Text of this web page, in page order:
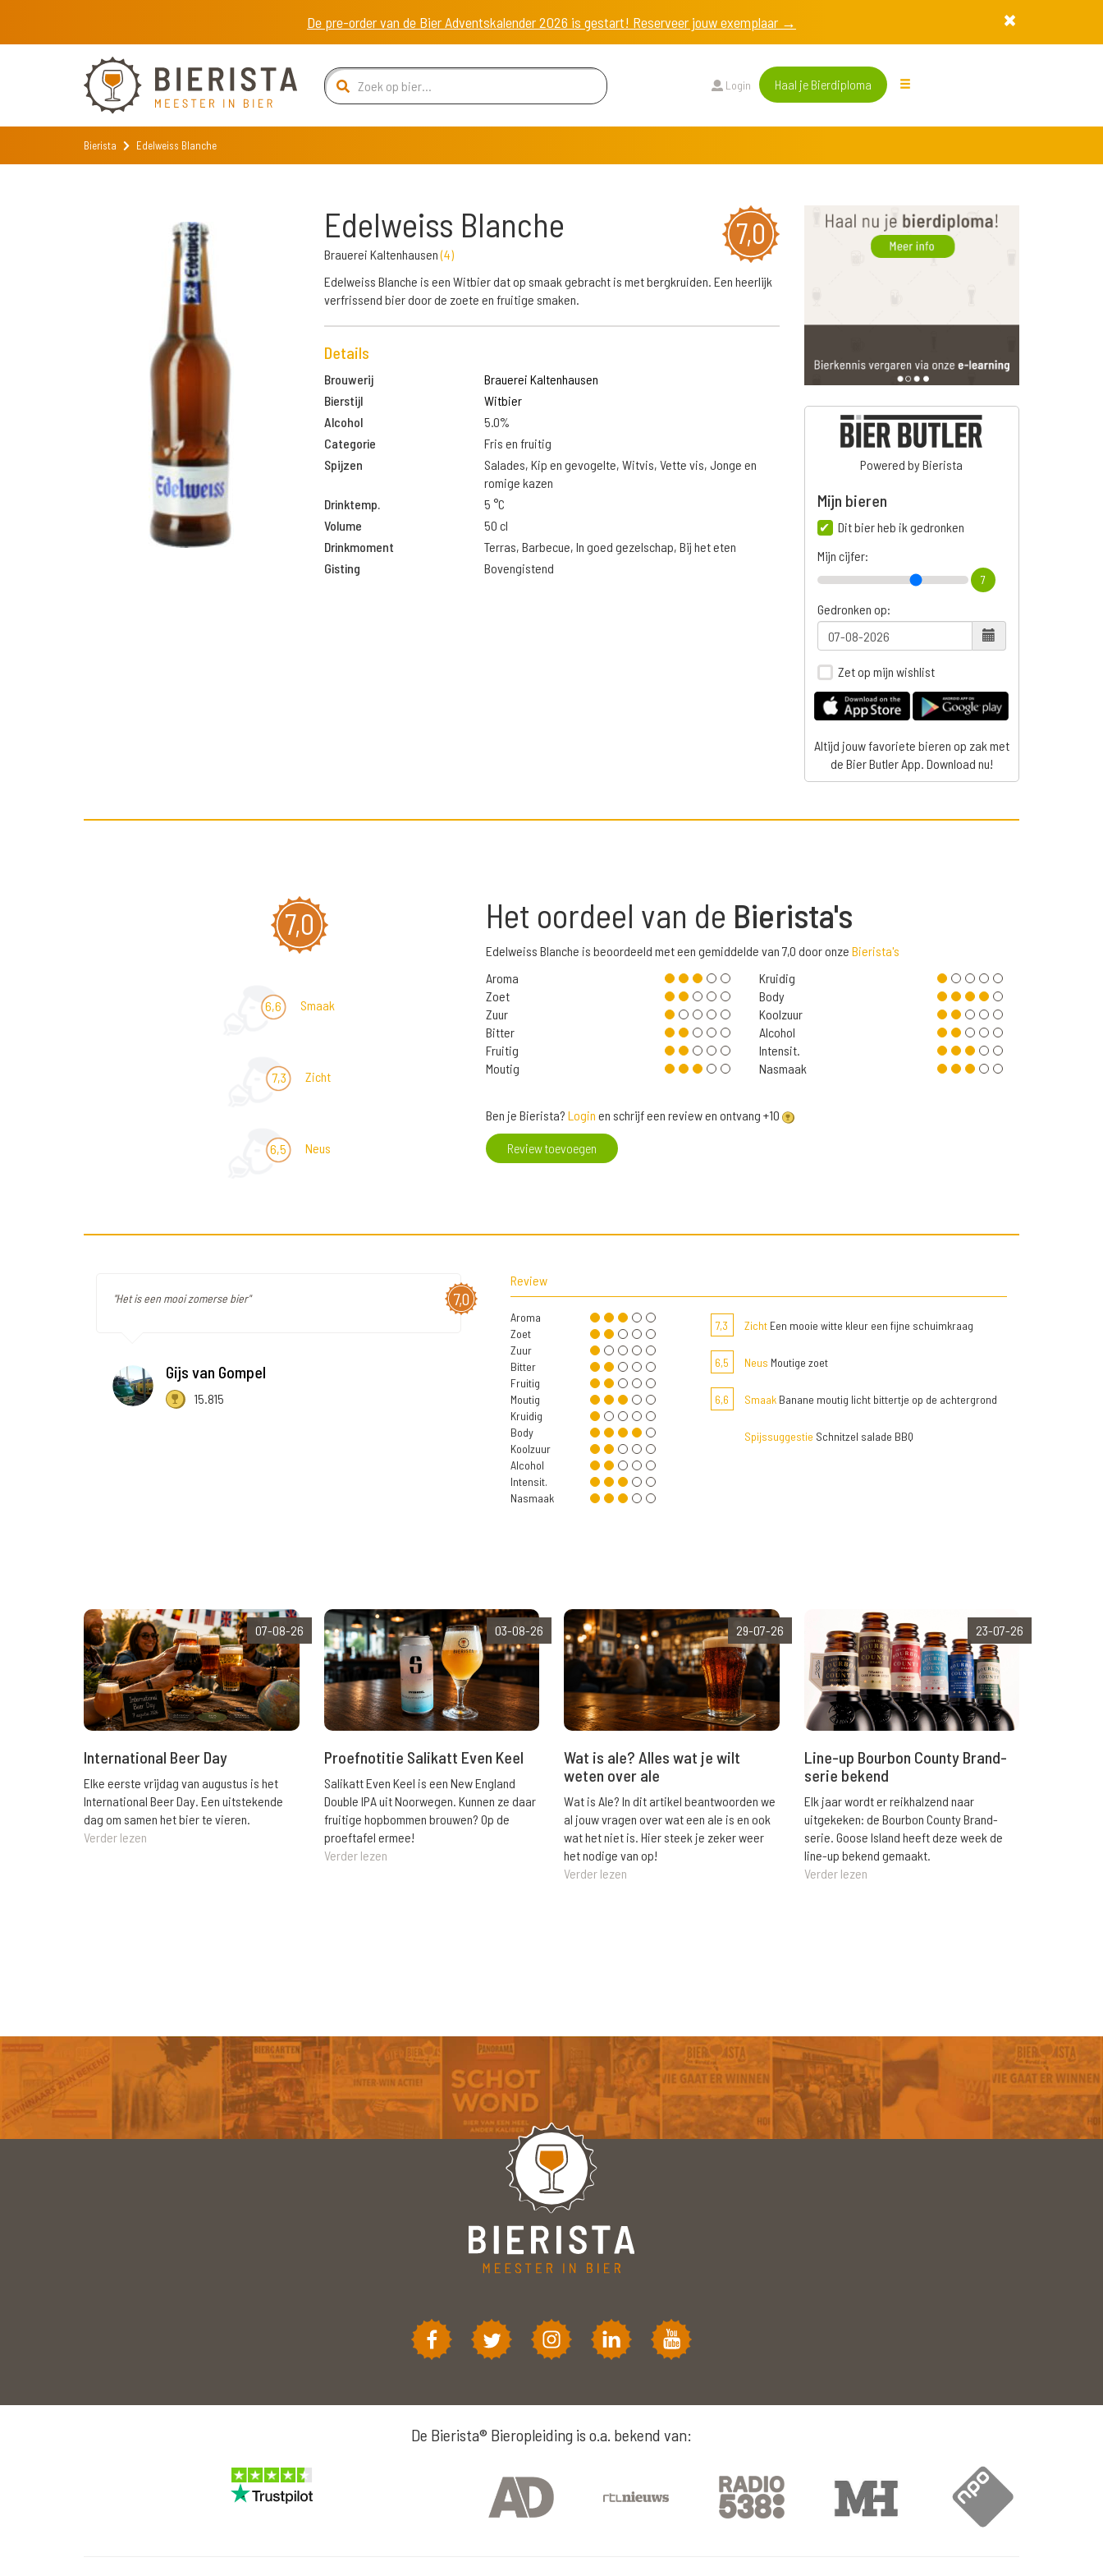
De pre-order van de Bier Adventskalender 2026 is gestart! Reserveer jouw exemplaar →
Login Haal je Bierdiploma
Bierista Edelweiss Blanche
7,0
Edelweiss Blanche
Brauerei Kaltenhausen(4)
Edelweiss Blanche is een Witbier dat op smaak gebracht is met bergkruiden. Een heerlijk
verfrissend bier door de zoete en fruitige smaken.
Details
Brouwerij
Brauerei Kaltenhausen
Bierstijl
Witbier
Alcohol
5.0%
Categorie
Fris en fruitig
Spijzen
Salades, Kip en gevogelte, Witvis, Vette vis, Jonge en
romige kazen
Drinktemp.
5 °C
Volume
50 cl
Drinkmoment
Terras, Barbecue, In goed gezelschap, Bij het eten
Gisting
Bovengistend
Powered by Bierista
Mijn bieren
Dit bier heb ik gedronken
Mijn cijfer:
7
Gedronken op:
Zet op mijn wishlist
Altijd jouw favoriete bieren op zak met
de Bier Butler App. Download nu!
7,0
6,6 Smaak
7,3 Zicht
6,5 Neus
Het oordeel van de Bierista's
Edelweiss Blanche is beoordeeld met een gemiddelde van 7,0 door onze Bierista's
Aroma
Zoet
Zuur
Bitter
Fruitig
Moutig
Kruidig
Body
Koolzuur
Alcohol
Intensit.
Nasmaak
Ben je Bierista? Login en schrijf een review en ontvang +10
Review toevoegen
7,0
"Het is een mooi zomerse bier"
Gijs van Gompel
15.815
Review
Aroma
Zoet
Zuur
Bitter
Fruitig
Moutig
Kruidig
Body
Koolzuur
Alcohol
Intensit.
Nasmaak
7,3 ZichtEen mooie witte kleur een fijne schuimkraag
6,5 Neus Moutige zoet
6,6 SmaakBanane moutig licht bittertje op de achtergrond
Spijssuggestie Schnitzel salade BBQ
07-08-26
International Beer Day
Elke eerste vrijdag van augustus is het
International Beer Day. Een uitstekende
dag om samen het bier te vieren.
Verder lezen
03-08-26
Proefnotitie Salikatt Even Keel
Salikatt Even Keel is een New England
Double IPA uit Noorwegen. Kunnen ze daar
fruitige hopbommen brouwen? Op de
proeftafel ermee!
Verder lezen
29-07-26
Wat is ale? Alles wat je wilt
weten over ale
Wat is Ale? In dit artikel beantwoorden we
al jouw vragen over wat een ale is en ook
wat het niet is. Hier steek je zeker weer
het nodige van op!
Verder lezen
23-07-26
Line-up Bourbon County Brand-
serie bekend
Elk jaar wordt er reikhalzend naar
uitgekeken: de Bourbon County Brand-
serie. Goose Island heeft deze week de
line-up bekend gemaakt.
Verder lezen
De Bierista® Bieropleiding is o.a. bekend van: